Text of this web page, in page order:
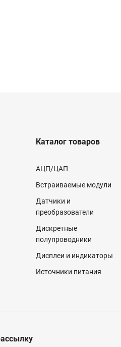
Каталог товаров
АЦП/ЦАП
Встраиваемые модули
Датчики и
преобразователи
Дискретные
полупроводники
Дисплеи и индикаторы
Источники питания